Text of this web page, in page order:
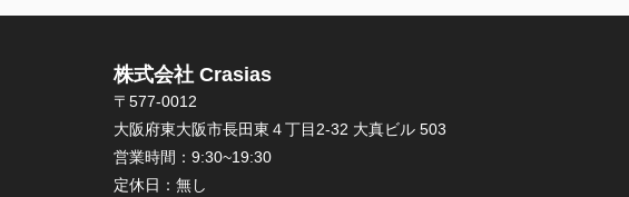
株式会社 Crasias
〒577-0012
大阪府東大阪市長田東４丁目2-32 大真ビル 503
営業時間： 9:30~19:30
定休日： 無し